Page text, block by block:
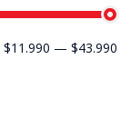
$11.990 — $43.990